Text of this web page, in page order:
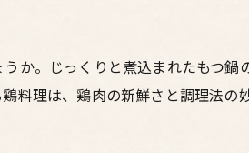
か。じっくりと煮込まれたもつ
料理は、鶏肉の新鮮さと調理法